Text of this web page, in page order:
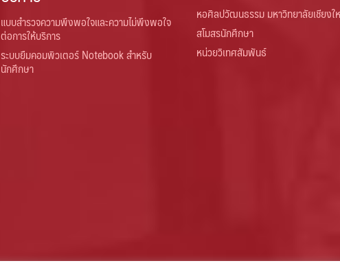
แบบสำรวจความพึงพอใจและความไม่พึงพอใจ
ต่อการให้บริการ
ระบบยืมคอมพิวเตอร์ Notebook สำหรับ
นักศึกษา
หอศิลปวัฒนธรรม มหาวิทยาลัยเชียงใ
สโมสรนักศึกษา
หน่วยวิเทศสัมพันธ์